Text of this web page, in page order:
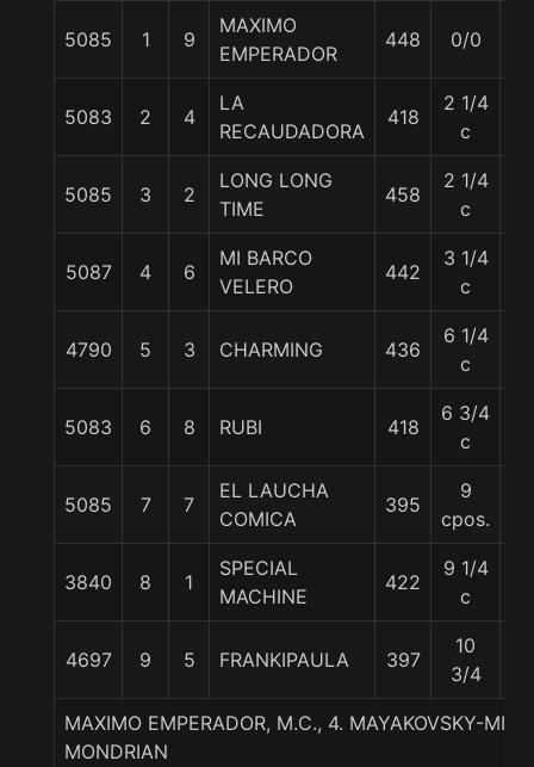
5085 1 9
MAXIMO
EMPERADOR
448 0/0
5083 2 4
LA
RECAUDADORA
418
2 1/4
c
5085 3 2
LONG LONG
TIME
458
2 1/4
c
5087 4 6
MI BARCO
VELERO
442
3 1/4
c
4790 5 3 CHARMING 436
6 1/4
c
5083 6 8 RUBI 418
6 3/4
c
5085 7 7
EL LAUCHA
COMICA
395
9
cpos.
3840 8 1
SPECIAL
MACHINE
422
9 1/4
c
4697 9 5 FRANKIPAULA 397
10
3/4
MAXIMO EMPERADOR, M.C., 4. MAYAKOVSKY-MI
MONDRIAN